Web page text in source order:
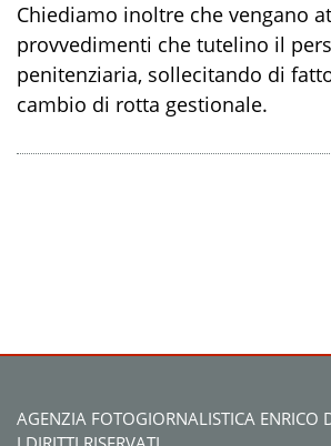
Chiediamo inoltre che vengano
provvedimenti che tutelino il
penitenziaria, sollecitando di
cambio di rotta gestionale.
AGENZIA FOTOGIORNALISTICA ENRICO